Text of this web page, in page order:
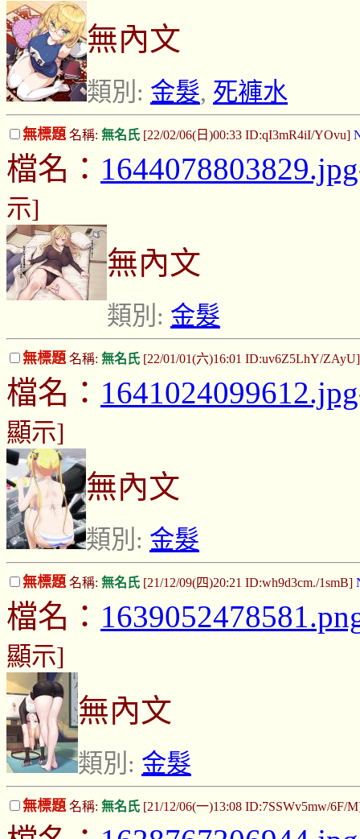
無內文
類別: 金髮, 死褲水
無標題 名稱: 無名氏 [22/02/06(日)00:33 ID:qI3mR4iI/YOvu]
檔名： 1644078803829.jpg
示]
無內文
類別: 金髮
無標題 名稱: 無名氏 [22/01/01(六)16:01 ID:uv6Z5LhY/
檔名： 1641024099612.jpg
顯示]
無內文
類別: 金髮
無標題 名稱: 無名氏 [21/12/09(四)20:21 ID:wh9d3cm./1smB]
檔名：
顯示]
無內文
類別: 金髮
無標題 名稱: 無名氏 [21/12/06(一)13:08 ID:7SSWv5mw/6F/